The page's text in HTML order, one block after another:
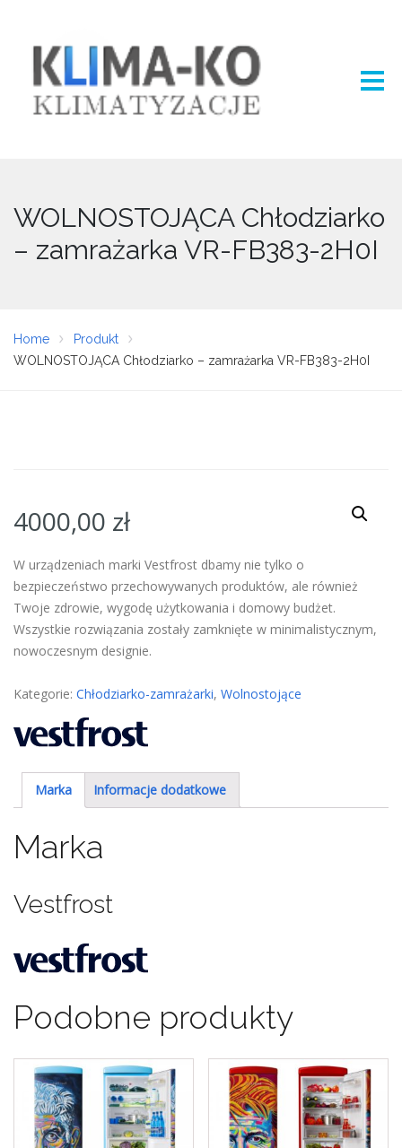
WOLNOSTOJĄCA Chłodziarko
– zamrażarka VR-FB383-2H0I
Home
Produkt
WOLNOSTOJĄCA Chłodziarko – zamrażarka VR-FB383-2H0I
4000,00 zł
W urządzeniach marki Vestfrost dbamy nie tylko o
bezpieczeństwo przechowywanych produktów, ale również
Twoje zdrowie, wygodę użytkowania i domowy budżet.
Wszystkie rozwiązania zostały zamknięte w minimalistycznym,
nowoczesnym designie.
Kategorie: Chłodziarko-zamrażarki, Wolnostojące
Marka Informacje dodatkowe
Marka
Vestfrost
Podobne produkty